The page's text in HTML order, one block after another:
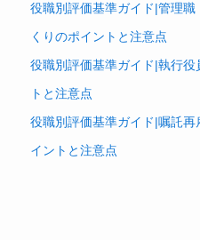
役職別評価基準ガイド|管理
くりのポイントと注意点
役職別評価基準ガイド|執行
トと注意点
役職別評価基準ガイド|嘱託
イントと注意点